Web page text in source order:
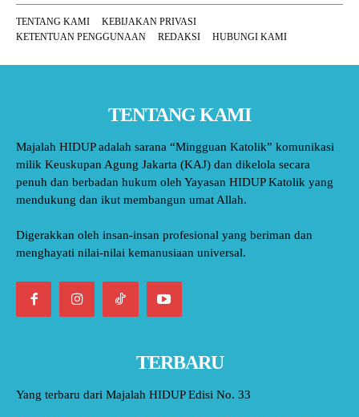
TENTANG KAMI
KEBIJAKAN PRIVASI
KETENTUAN PENGGUNAAN
REDAKSI HUBUNGI KAMI
TENTANG KAMI
Majalah HIDUP adalah sarana “Mingguan Katolik” komunikasi
milik Keuskupan Agung Jakarta (KAJ) dan dikelola secara
penuh dan berbadan hukum oleh Yayasan HIDUP Katolik yang
mendukung dan ikut membangun umat Allah.
Digerakkan oleh insan-insan profesional yang beriman dan
menghayati nilai-nilai kemanusiaan universal.
TERBARU
Yang terbaru dari Majalah HIDUP Edisi No. 33